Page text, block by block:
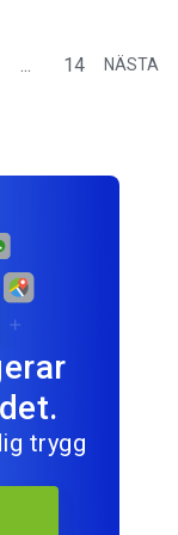
... 14 NÄSTA
trygg